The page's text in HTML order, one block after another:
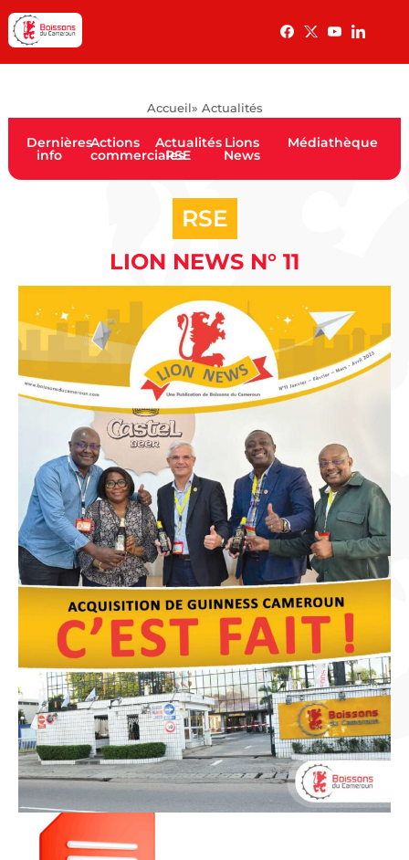
Accueil» Actualités
Dernières
info
Actions
commerciales
Actualités
RSE
Lions
News
Médiathèque
RSE
LION NEWS N° 11